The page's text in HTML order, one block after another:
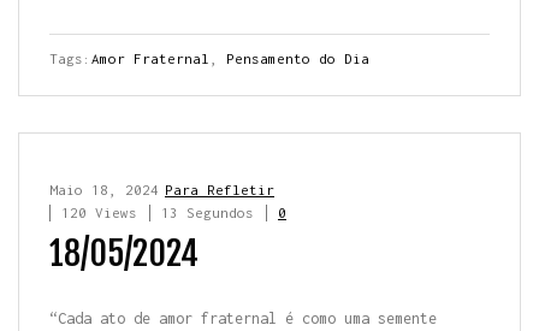
Tags: Amor Fraternal Pensamento do Dia
Para Refletir
Maio 18, 2024
120 Views
13 Segundos 0
18/05/2024
“Cada ato de amor fraternal é como uma semente